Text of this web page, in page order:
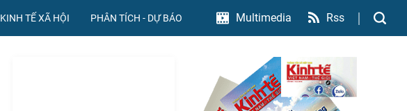
KINH TẾ XÃ HỘI PHÂN TÍCH - DỰ BÁO Multimedia Rss